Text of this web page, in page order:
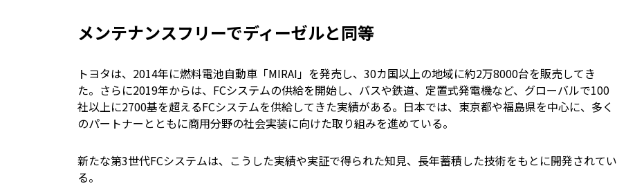
メンテナンスフリーでディーゼルと同等
トヨタは、2014年に燃料電池自動車「MIRAI」を発売し、30カ国以上の地域に約2万8000台を販売してき
た。さらに2019年からは、FCシステムの供給を開始し、バスや鉄道、定置式発電機など、グローバルで100
社以上に2700基を超えるFCシステムを供給してきた実績がある。日本では、東京都や福島県を中心に、多く
のパートナーとともに商用分野の社会実装に向けた取り組みを進めている。
新たな第3世代FCシステムは、こうした実績や実証で得られた知見、長年蓄積した技術をもとに開発されてい
る。